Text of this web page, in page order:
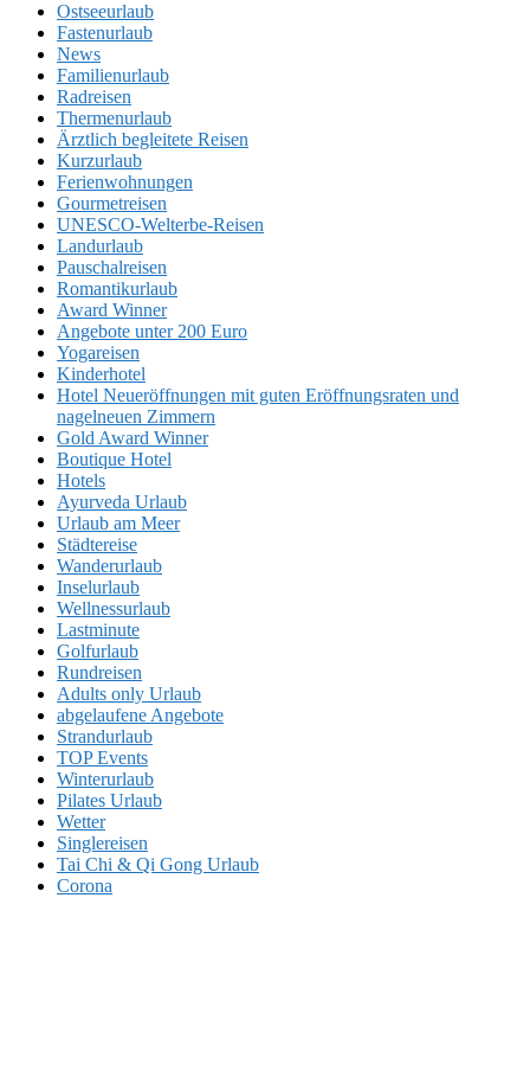
Ostseeurlaub
Fastenurlaub
News
Familienurlaub
Radreisen
Thermenurlaub
Ärztlich begleitete Reisen
Kurzurlaub
Ferienwohnungen
Gourmetreisen
UNESCO-Welterbe-Reisen
Landurlaub
Pauschalreisen
Romantikurlaub
Award Winner
Angebote unter 200 Euro
Yogareisen
Kinderhotel
Hotel Neueröffnungen mit guten Eröffnungsraten und
nagelneuen Zimmern
Gold Award Winner
Boutique Hotel
Hotels
Ayurveda Urlaub
Urlaub am Meer
Städtereise
Wanderurlaub
Inselurlaub
Wellnessurlaub
Lastminute
Golfurlaub
Rundreisen
Adults only Urlaub
abgelaufene Angebote
Strandurlaub
TOP Events
Winterurlaub
Pilates Urlaub
Wetter
Singlereisen
Tai Chi & Qi Gong Urlaub
Corona